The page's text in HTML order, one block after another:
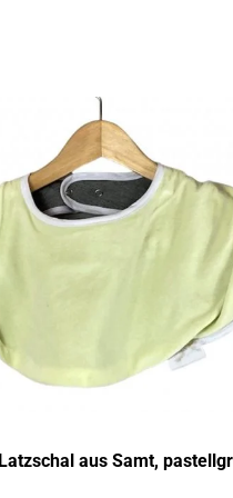
Latzschal aus Samt,